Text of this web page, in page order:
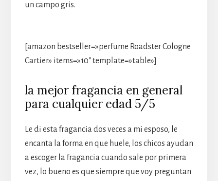
un campo gris.
[amazon bestseller=»perfume Roadster Cologne
Cartier» items=»10″ template=»table»]
la mejor fragancia en general
para cualquier edad 5/5
Le di esta fragancia dos veces a mi esposo, le
encanta la forma en que huele, los chicos ayudan
a escoger la fragancia cuando sale por primera
vez, lo bueno es que siempre que voy preguntan